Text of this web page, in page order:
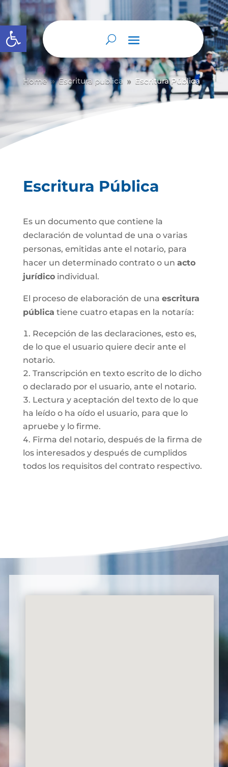
Abrir barra de herramientas
Home 9 Escritura publica 9 Escritura Pública
Escritura Pública
Es un documento que contiene la
declaración de voluntad de una o varias
personas, emitidas ante el notario, para
hacer un determinado contrato o un acto
jurídicoindividual.
El proceso de elaboración de una escritura
pública tiene cuatro etapas en la notaría:
Recepción de las declaraciones, esto es,
de lo que el usuario quiere decir ante el
notario.
Transcripción en texto escrito de lo dicho
o declarado por el usuario, ante el notario.
Lectura y aceptación del texto de lo que
ha leído o ha oído el usuario, para que lo
apruebe y lo firme.
Firma del notario, después de la firma de
los interesados y después de cumplidos
todos los requisitos del contrato respectivo.